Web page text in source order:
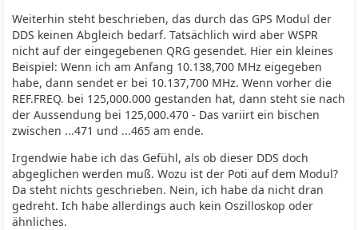
Weiterhin steht beschrieben, das durch das GPS Modul der
DDS keinen Abgleich bedarf. Tatsächlich wird aber WSPR
nicht auf der eingegebenen QRG gesendet. Hier ein kleines
Beispiel: Wenn ich am Anfang 10.138,700 MHz eigegeben
habe, dann sendet er bei 10.137,700 MHz. Wenn vorher die
REF.FREQ. bei 125,000.000 gestanden hat, dann steht sie nach
der Aussendung bei 125,000.470 - Das variirt ein bischen
zwischen ...471 und ...465 am ende.
Irgendwie habe ich das Gefühl, als ob dieser DDS doch
abgeglichen werden muß. Wozu ist der Poti auf dem Modul?
Da steht nichts geschrieben. Nein, ich habe da nicht dran
gedreht. Ich habe allerdings auch kein Oszilloskop oder
ähnliches.